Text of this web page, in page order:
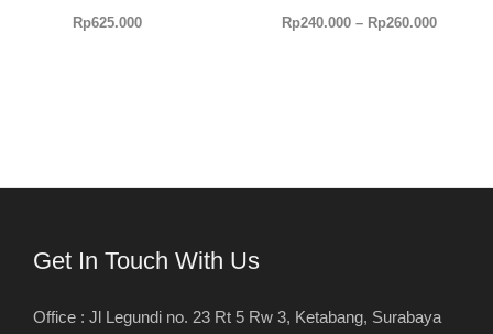
Rp625.000 Rp240.000 – Rp260.000
Get In Touch With Us
Office : Jl Legundi no. 23 Rt 5 Rw 3, Ketabang, Surabaya